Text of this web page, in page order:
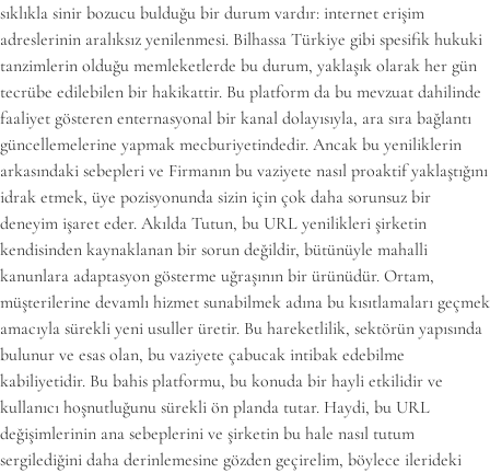
sıklıkla sinir bozucu bulduğu bir durum vardır: internet erişim
adreslerinin aralıksız yenilenmesi. Bilhassa Türkiye gibi spesifik hukuki
tanzimlerin olduğu memleketlerde bu durum, yaklaşık olarak her gün
tecrübe edilebilen bir hakikattir. Bu platform da bu mevzuat dahilinde
faaliyet gösteren enternasyonal bir kanal dolayısıyla, ara sıra bağlantı
güncellemelerine yapmak mecburiyetindedir. Ancak bu yeniliklerin
arkasındaki sebepleri ve Firmanın bu vaziyete nasıl proaktif yaklaştığını
idrak etmek, üye pozisyonunda sizin için çok daha sorunsuz bir
deneyim işaret eder. Akılda Tutun, bu URL yenilikleri şirketin
kendisinden kaynaklanan bir sorun değildir, bütünüyle mahalli
kanunlara adaptasyon gösterme uğraşının bir ürünüdür. Ortam,
müşterilerine devamlı hizmet sunabilmek adına bu kısıtlamaları geçmek
amacıyla sürekli yeni usuller üretir. Bu hareketlilik, sektörün yapısında
bulunur ve esas olan, bu vaziyete çabucak intibak edebilme
kabiliyetidir. Bu bahis platformu, bu konuda bir hayli etkilidir ve
kullanıcı hoşnutluğunu sürekli ön planda tutar. Haydi, bu URL
değişimlerinin ana sebeplerini ve şirketin bu hale nasıl tutum
sergilediğini daha derinlemesine gözden geçirelim, böylece ilerideki